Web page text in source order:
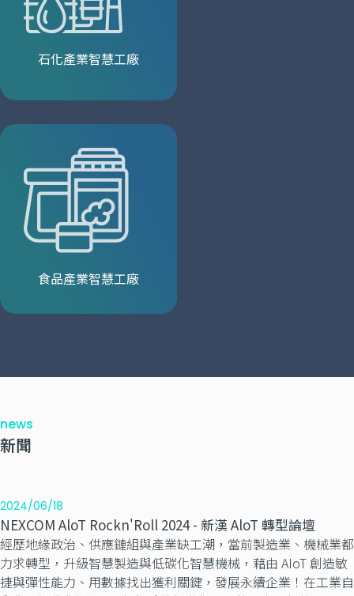
石化產業智慧工廠
食品產業智慧工廠
news
新聞
2024/06/18
NEXCOM AloT Rockn'Roll 2024 - 新漢 AloT 轉型論壇
經歷地緣政治、供應鏈組與產業缺工潮，當前製造業、機械業都
力求轉型，升級智慧製造與低碳化智慧機械，藉由 AIoT 創造敏
捷與彈性能力、用數據找出獲利關鍵，發展永續企業！在工業自